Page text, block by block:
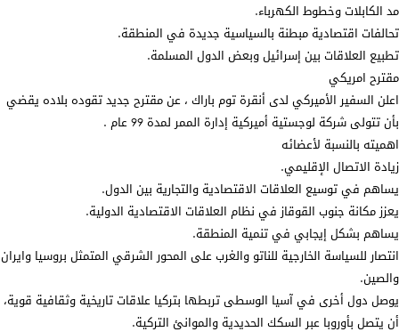
مد الكابلات وخطوط الكهرباء.
تحالفات اقتصادية مبطنة بالسياسية جديدة في المنطقة.
تطبيع العلاقات بين إسرائيل وبعض الدول المسلمة.
مقترح امريكي
اعلن السفير الأميركي لدى أنقرة توم باراك ، عن مقترح جديد تقوده بلاده يقضي
بأن تتولى شركة لوجستية أميركية إدارة الممر لمدة 99 عام .
اهميته بالنسبة لأعضائه
زيادة الاتصال الإقليمي.
يساهم في توسيع العلاقات الاقتصادية والتجارية بين الدول.
يعزز مكانة جنوب القوقاز في نظام العلاقات الاقتصادية الدولية.
يساهم بشكل إيجابي في تنمية المنطقة.
انتصار للسياسة الخارجية للناتو والغرب على المحور الشرقي المتمثل بروسيا وايران
والصين.
يوصل دول أخرى في آسيا الوسطى تربطها بتركيا علاقات تاريخية وثقافية قوية،
أن يتصل بأوروبا عبر السكك الحديدية والموانئ التركية.